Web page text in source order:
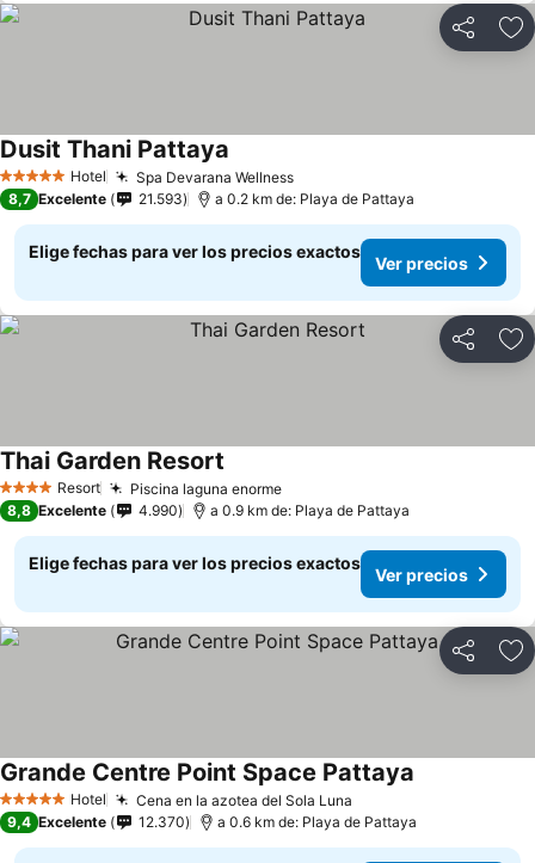
Compartir
5 Estrellas Hotel Spa Devarana WellnessVer precios
Dusit Thani Pattaya
8,7 Excelente 21.593 a 0.2 km de: Playa de Pattaya
Elige fechas para ver los precios exactos
Ver precios
Compartir
4 EstrellasResort Piscina laguna enormeVer precios
Thai Garden Resort
8,8 Excelente 4.990 a 0.9 km de: Playa de Pattaya
Elige fechas para ver los precios exactos
Ver precios
Compartir
5 Estrellas Hotel Cena en la azotea del Sola Luna
Grande Centre Point Space Pattaya
9,4 Excelente 12.370 a 0.6 km de: Playa de Pattaya